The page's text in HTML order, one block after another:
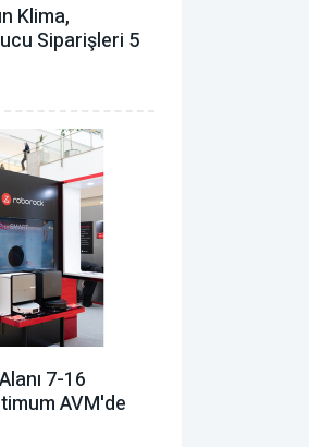
Klima,
Siparişleri 5
7-16
AVM'de